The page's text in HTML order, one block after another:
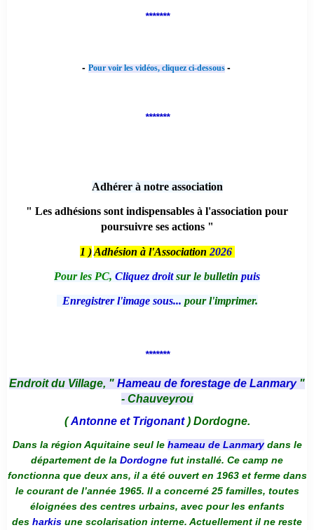
*******
- Pour voir les vidéos, cliquez ci-dessous -
*******
Adhérer à notre association
" Les adhésions sont indispensables à l'association pour
poursuivre ses actions "
1 ) Adhésion à l'Association 2026
Pour les PC, Cliquez droitsur le bulletin puis
Enregistrer l'image sous... pour l'imprimer.
*******
Endroit du Village, " Hameau de forestage de Lanmary "
- Chauveyrou
(Antonne et Trigonant) Dordogne.
Dans la région Aquitaine seul le hameau de Lanmarydans le
département de la Dordogne fut installé. Ce camp ne
fonctionna que deux ans, il a été ouvert en 1963 et ferme dans
le courant de l’année 1965. Il a concerné 25 familles, toutes
éloignées des centres urbains, avec pour les enfants
des harkis une scolarisation interne. Actuellement il ne reste